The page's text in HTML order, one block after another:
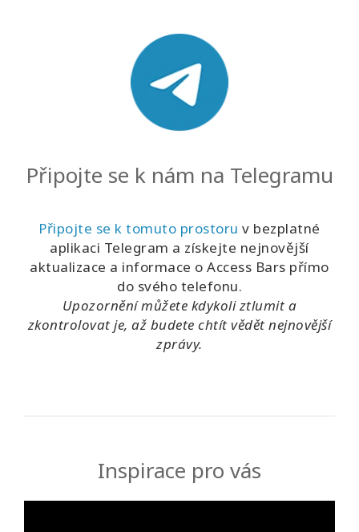
Připojte se k nám na Telegramu
Připojte se k tomuto prostoru v bezplatné
aplikaci Telegram a získejte nejnovější
aktualizace a informace o Access Bars přímo
do svého telefonu.
Upozornění můžete kdykoli ztlumit a
zkontrolovat je, až budete chtít vědět nejnovější
zprávy.
Inspirace pro vás